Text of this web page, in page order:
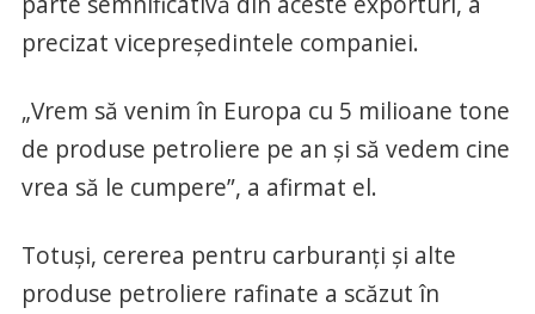
precizat vicepreşedintele companiei.
„Vrem să venim în Europa cu 5 milioane tone
de produse petroliere pe an şi să vedem cine
vrea să le cumpere”, a afirmat el.
Totuşi, cererea pentru carburanţi şi alte
produse petroliere rafinate a scăzut în